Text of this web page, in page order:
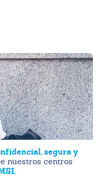
segura y
nuestros centros